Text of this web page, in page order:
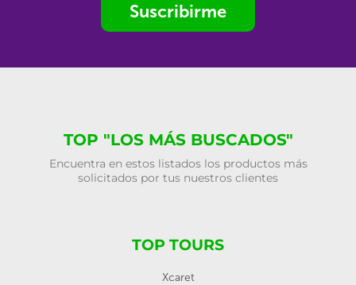
Suscribirme
TOP "LOS MÁS BUSCADOS"
Encuentra en estos listados los productos más
solicitados por tus nuestros clientes
TOP TOURS
Xcaret